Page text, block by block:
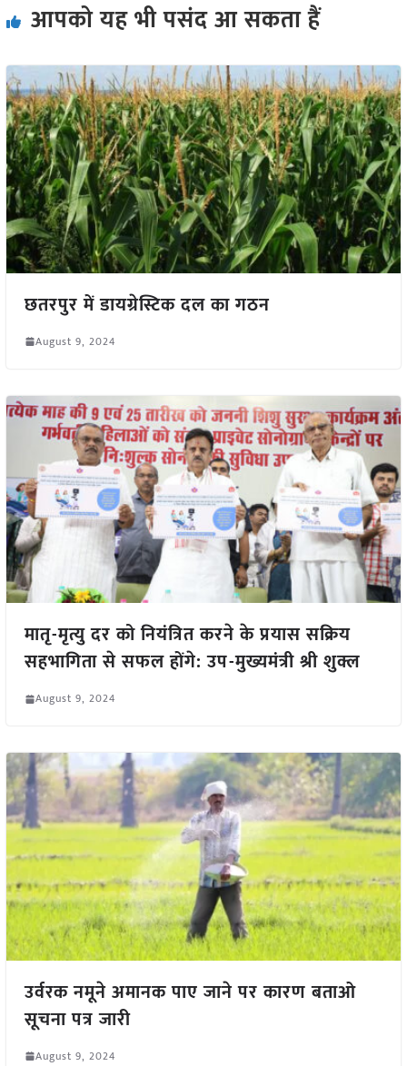
आपको यह भी पसंद आ सकता हैं
छतरपुर में डायग्रेस्टिक दल का गठन
August 9, 2024
मातृ-मृत्यु दर को नियंत्रित करने के प्रयास सक्रिय
सहभागिता से सफल होंगे: उप-मुख्यमंत्री श्री शुक्ल
August 9, 2024
उर्वरक नमूने अमानक पाए जाने पर कारण बताओ
सूचना पत्र जारी
August 9, 2024